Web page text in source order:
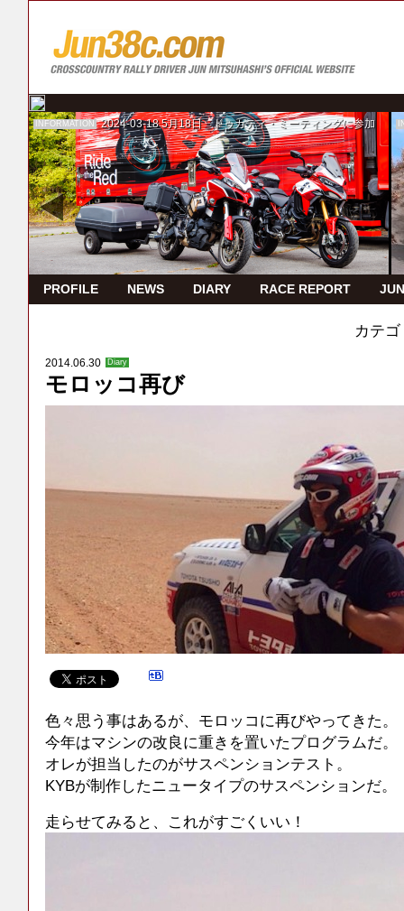
INFORMATION 2024-03-18 5月18日 ドゥカティ・ミーティングに参加
PROFILE NEWS DIARY RACE REPORT
カテ
2014.06.30 Diary
モロッコ再び
色々思う事はあるが、モロッコに再びやってきた。
今年はマシンの改良に重きを置いたプログラムだ。
オレが担当したのがサスペンションテスト。
KYBが制作したニュータイプのサスペンションだ。
走らせてみると、これがすごくいい！